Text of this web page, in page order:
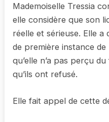
Mademoiselle Tressia
elle considère que son
réelle et sérieuse. Elle a
de première instance
qu’elle n’a pas perçu
qu’ils ont refusé.
Elle fait appel de cette